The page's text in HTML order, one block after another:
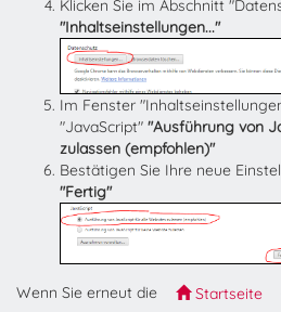
Klicken Sie im Abschnitt
"Inhaltseinstellungen..."
Im Fenster
"JavaScript" "Ausführung von
zulassen (empfohlen)"
Bestätigen Sie Ihre neue
"Fertig"
Wenn Sie erneut die Startseite